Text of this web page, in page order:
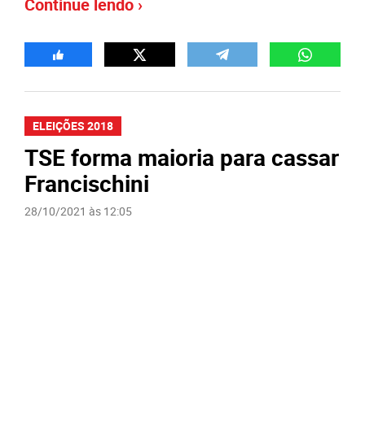
Continue lendo ›
ELEIÇÕES 2018
TSE forma maioria para cassar
Francischini
28/10/2021 às 12:05